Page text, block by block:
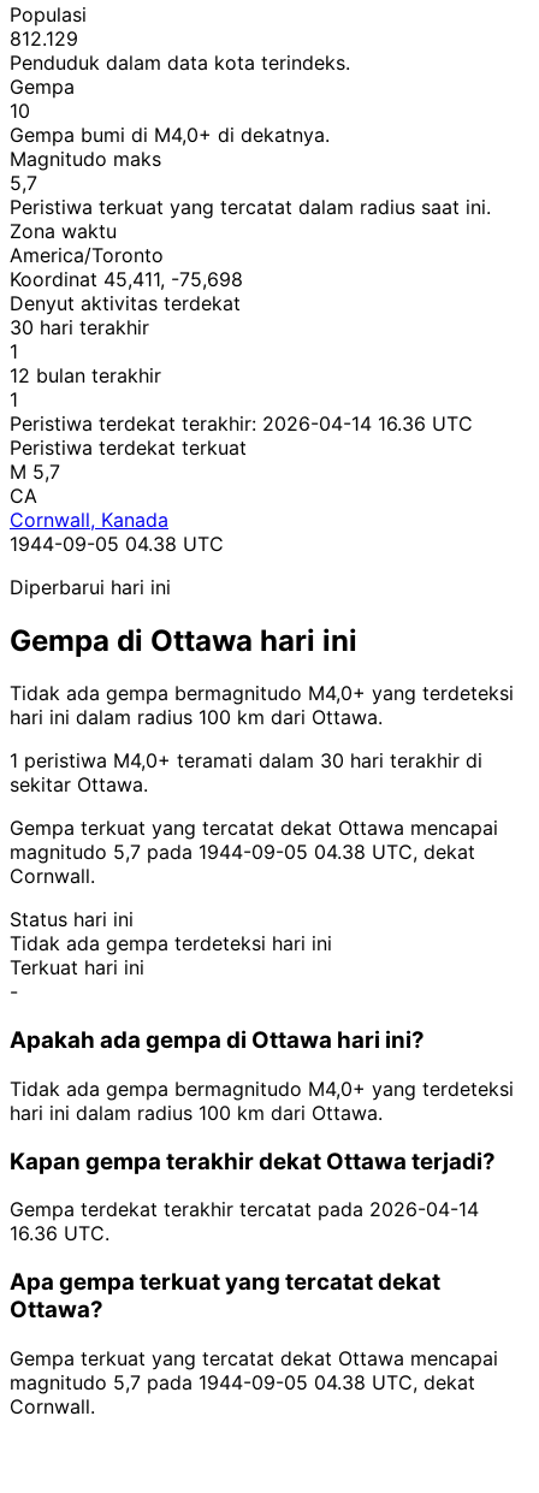
Populasi
812.129
Penduduk dalam data kota terindeks.
Gempa
10
Gempa bumi di M4,0+ di dekatnya.
Magnitudo maks
5,7
Peristiwa terkuat yang tercatat dalam radius saat ini.
Zona waktu
America/Toronto
Koordinat 45,411, -75,698
Denyut aktivitas terdekat
30 hari terakhir
1
12 bulan terakhir
1
Peristiwa terdekat terakhir: 2026-04-14 16.36 UTC
Peristiwa terdekat terkuat
M 5,7
CA
Cornwall, Kanada
1944-09-05 04.38 UTC
Diperbarui hari ini
Gempa di Ottawa hari ini
Tidak ada gempa bermagnitudo M4,0+ yang terdeteksi
hari ini dalam radius 100 km dari Ottawa.
1 peristiwa M4,0+ teramati dalam 30 hari terakhir di
sekitar Ottawa.
Gempa terkuat yang tercatat dekat Ottawa mencapai
magnitudo 5,7 pada 1944-09-05 04.38 UTC, dekat
Cornwall.
Status hari ini
Tidak ada gempa terdeteksi hari ini
Terkuat hari ini
-
Apakah ada gempa di Ottawa hari ini?
Tidak ada gempa bermagnitudo M4,0+ yang terdeteksi
hari ini dalam radius 100 km dari Ottawa.
Kapan gempa terakhir dekat Ottawa terjadi?
Gempa terdekat terakhir tercatat pada 2026-04-14
16.36 UTC.
Apa gempa terkuat yang tercatat dekat
Ottawa?
Gempa terkuat yang tercatat dekat Ottawa mencapai
magnitudo 5,7 pada 1944-09-05 04.38 UTC, dekat
Cornwall.